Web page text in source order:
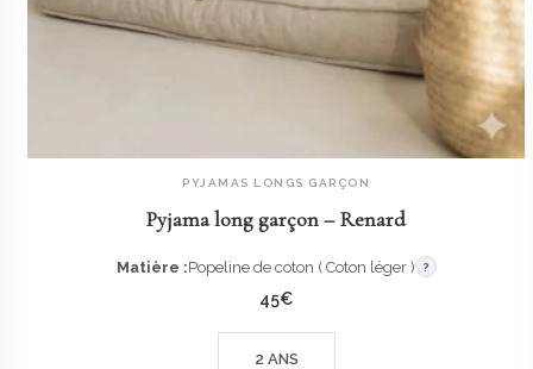
AJOUTER AU PANIER
PYJAMAS LONGS GARÇON
Pyjama long garçon – Renard
Matière :Popeline de coton ( Coton léger ) ?
45€
2 ANS